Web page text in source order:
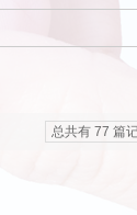
总共有 77 篇